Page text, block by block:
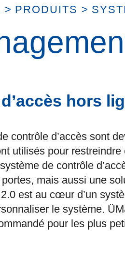
> PRODUITS >
hors
contrôle d’accès sont
utilisés pour
de contrôle
mais aussi une
est au cœur d’un
le système.
pour les plus